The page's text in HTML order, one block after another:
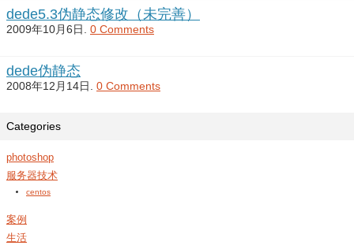
dede5.3伪静态修改（未完善）
2009年10月6日. 0 Comments
dede伪静态
2008年12月14日. 0 Comments
Categories
photoshop
服务器技术
centos
案例
生活